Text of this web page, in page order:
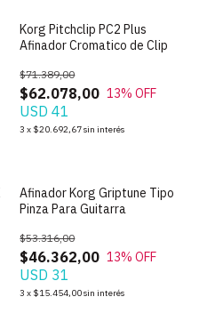
Korg Pitchclip PC2 Plus
Afinador Cromatico de Clip
$62.078,00
$71.389,00
13% OFF
USD 41
3 x $20.692,67sin interés
Afinador Korg Griptune Tipo
Pinza Para Guitarra
$46.362,00
$53.316,00
13% OFF
USD 31
3 x $15.454,00sin interés